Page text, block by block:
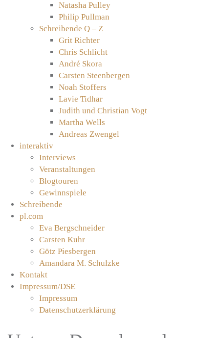
Natasha Pulley
Philip Pullman
Schreibende Q – Z
Grit Richter
Chris Schlicht
André Skora
Carsten Steenbergen
Noah Stoffers
Lavie Tidhar
Judith und Christian Vogt
Martha Wells
Andreas Zwengel
interaktiv
Interviews
Veranstaltungen
Blogtouren
Gewinnspiele
Schreibende
pl.com
Eva Bergschneider
Carsten Kuhr
Götz Piesbergen
Amandara M. Schulzke
Kontakt
Impressum/DSE
Impressum
Datenschutzerklärung